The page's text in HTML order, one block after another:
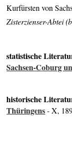
Kurfürsten von
Zisterzienser-Abtei
statistische
Sachsen-Coburg
historische
Thüringens- X,